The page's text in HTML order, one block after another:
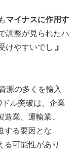
マイナスに作用す
調整が見られたハ
けやすいでしょ
源の多くを輸入
ル突破は、企業
業、運輸業、
する要因とな
る可能性があり